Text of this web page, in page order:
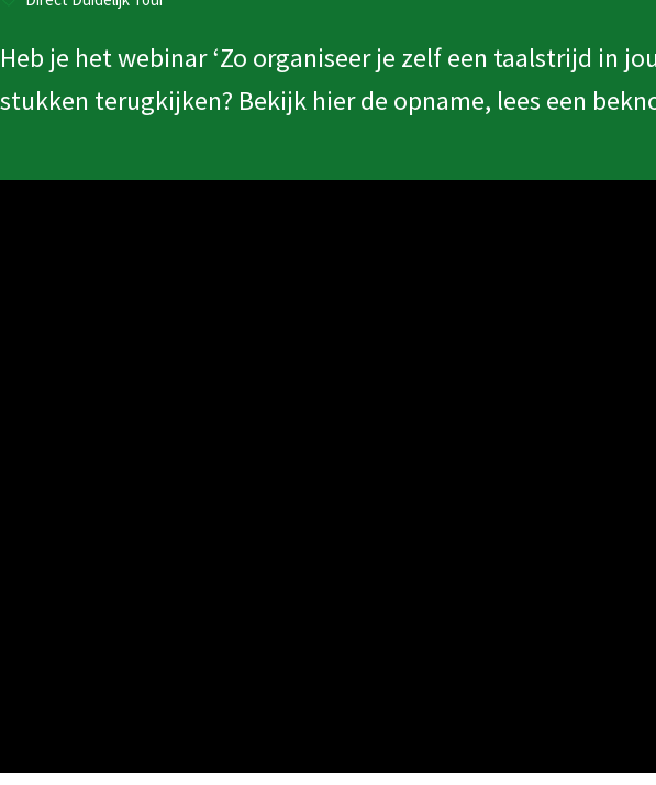
Heb je het webinar ‘Zo organiseer je zelf een taalstrijd in
stukken terugkijken? Bekijk hier de opname, lees een